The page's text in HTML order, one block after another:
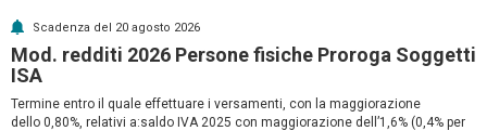
Scadenza del 20 agosto 2026
Mod. redditi 2026 Persone fisiche Proroga Soggetti
ISA
Termine entro il quale effettuare i versamenti, con la maggiorazione
dello 0,80%, relativi a:saldo IVA 2025 con maggiorazione dell’1,6% (0,4% per